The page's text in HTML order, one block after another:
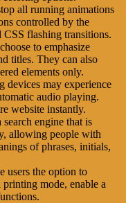
all running animations
controlled by the
flashing transitions.
to emphasize
titles. They can also
elements only.
devices may experience
audio playing.
website instantly.
engine that is
allowing people with
of phrases, initials,
users the option to
printing mode, enable a